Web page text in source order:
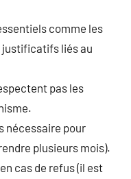
comme les
liés au
pas les
nécessaire pour
plusieurs mois).
cas de refus (il est